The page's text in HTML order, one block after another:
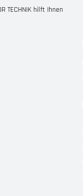
TECHNIK hilft Ihnen